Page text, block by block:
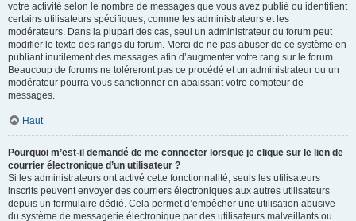
votre activité selon le nombre de messages que vous avez publié ou identifient
certains utilisateurs spécifiques, comme les administrateurs et les
modérateurs. Dans la plupart des cas, seul un administrateur du forum peut
modifier le texte des rangs du forum. Merci de ne pas abuser de ce système en
publiant inutilement des messages afin d’augmenter votre rang sur le forum.
Beaucoup de forums ne toléreront pas ce procédé et un administrateur ou un
modérateur pourra vous sanctionner en abaissant votre compteur de
messages.
Haut
Pourquoi m’est-il demandé de me connecter lorsque je clique sur le lien de
courrier électronique d’un utilisateur ?
Si les administrateurs ont activé cette fonctionnalité, seuls les utilisateurs
inscrits peuvent envoyer des courriers électroniques aux autres utilisateurs
depuis un formulaire dédié. Cela permet d’empêcher une utilisation abusive
du système de messagerie électronique par des utilisateurs malveillants ou